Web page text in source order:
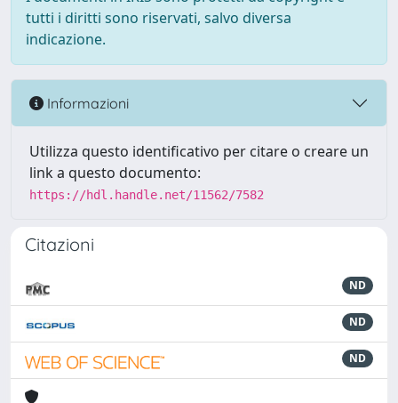
tutti i diritti sono riservati, salvo diversa
indicazione.
Informazioni
Utilizza questo identificativo per citare o creare un
link a questo documento:
https://hdl.handle.net/11562/7582
Citazioni
ND
ND
ND